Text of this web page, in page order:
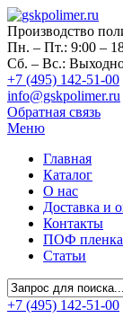
Производство
Пн. – Пт.: 9:00 –
Сб. – Вс.:
+7 (495) 142-51-00
info@gskpolimer.ru
Обратная связь
Меню
Главная
Каталог
О нас
Доставка и
Контакты
ПОФ пленка
Статьи
+7 (495) 142-51-00